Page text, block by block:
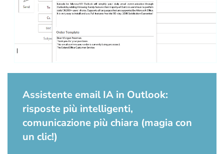
Assistente email IA in Outlook:
risposte più intelligenti,
comunicazione più chiara (magia con
un clic!)